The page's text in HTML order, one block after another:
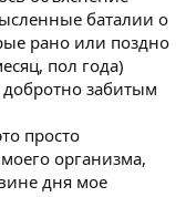
баталии о
рано или поздно
пол года)
забитым
просто
организма,
дня мое